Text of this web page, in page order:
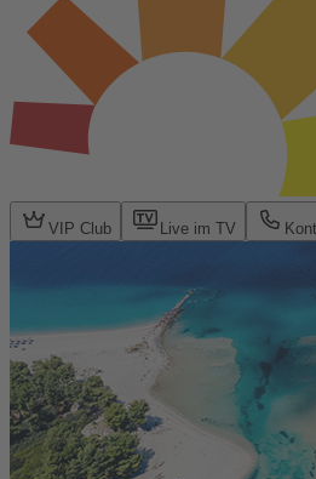
VIP Club Live im TV